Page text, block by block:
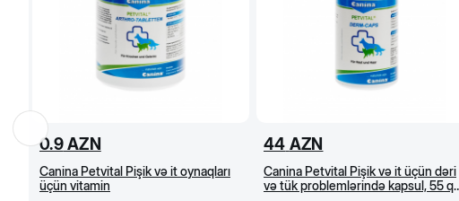
0.9 AZN
Canina Petvital Pişik və it oynaqları
üçün vitamin
44 AZN
Canina Petvital Pişik və it üçün dəri
və tük problemlərində kapsul, 55 q/